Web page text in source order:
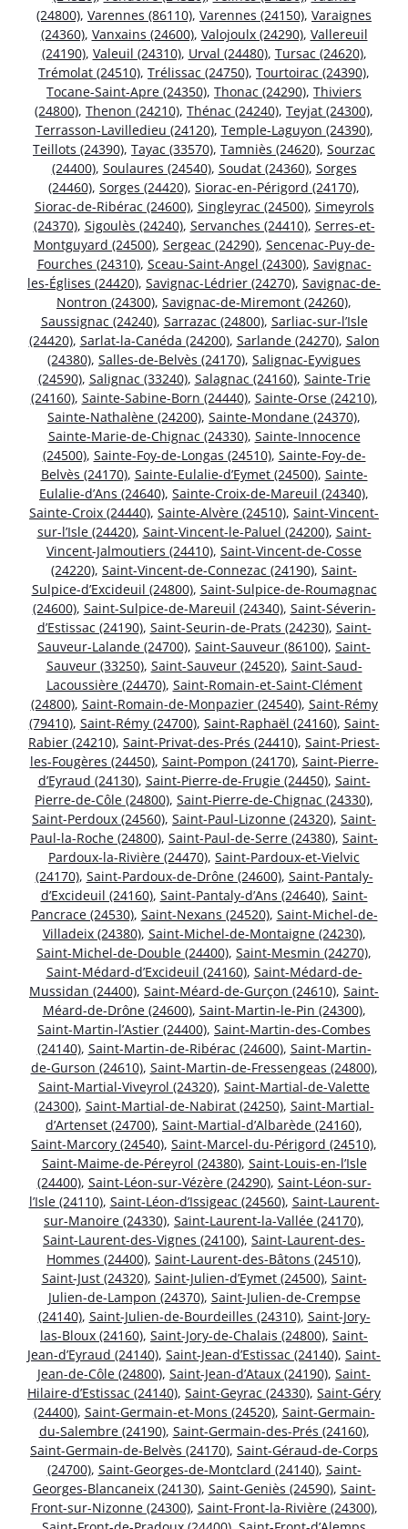
(24800), Varennes (86110), Varennes (24150), Varaignes
(24360), Vanxains (24600), Valojoulx (24290), Vallereuil
(24190), Valeuil (24310), Urval (24480), Tursac (24620),
Trémolat (24510), Trélissac (24750), Tourtoirac (24390),
Tocane-Saint-Apre (24350), Thonac (24290), Thiviers
(24800), Thenon (24210), Thénac (24240), Teyjat (24300),
Terrasson-Lavilledieu (24120), Temple-Laguyon (24390),
Teillots (24390), Tayac (33570), Tamniès (24620), Sourzac
(24400), Soulaures (24540), Soudat (24360), Sorges
(24460), Sorges (24420), Siorac-en-Périgord (24170),
Siorac-de-Ribérac (24600), Singleyrac (24500), Simeyrols
(24370), Sigoulès (24240), Servanches (24410), Serres-et-
Montguyard (24500), Sergeac (24290), Sencenac-Puy-de-
Fourches (24310), Sceau-Saint-Angel (24300), Savignac-
les-Églises (24420), Savignac-Lédrier (24270), Savignac-de-
Nontron (24300), Savignac-de-Miremont (24260),
Saussignac (24240), Sarrazac (24800), Sarliac-sur-l’Isle
(24420), Sarlat-la-Canéda (24200), Sarlande (24270), Salon
(24380), Salles-de-Belvès (24170), Salignac-Eyvigues
(24590), Salignac (33240), Salagnac (24160), Sainte-Trie
(24160), Sainte-Sabine-Born (24440), Sainte-Orse (24210),
Sainte-Nathalène (24200), Sainte-Mondane (24370),
Sainte-Marie-de-Chignac (24330), Sainte-Innocence
(24500), Sainte-Foy-de-Longas (24510), Sainte-Foy-de-
Belvès (24170), Sainte-Eulalie-d’Eymet (24500), Sainte-
Eulalie-d’Ans (24640), Sainte-Croix-de-Mareuil (24340),
Sainte-Croix (24440), Sainte-Alvère (24510), Saint-Vincent-
sur-l’Isle (24420), Saint-Vincent-le-Paluel (24200), Saint-
Vincent-Jalmoutiers (24410), Saint-Vincent-de-Cosse
(24220), Saint-Vincent-de-Connezac (24190), Saint-
Sulpice-d’Excideuil (24800), Saint-Sulpice-de-Roumagnac
(24600), Saint-Sulpice-de-Mareuil (24340), Saint-Séverin-
d’Estissac (24190), Saint-Seurin-de-Prats (24230), Saint-
Sauveur-Lalande (24700), Saint-Sauveur (86100), Saint-
Sauveur (33250), Saint-Sauveur (24520), Saint-Saud-
Lacoussière (24470), Saint-Romain-et-Saint-Clément
(24800), Saint-Romain-de-Monpazier (24540), Saint-Rémy
(79410), Saint-Rémy (24700), Saint-Raphaël (24160), Saint-
Rabier (24210), Saint-Privat-des-Prés (24410), Saint-Priest-
les-Fougères (24450), Saint-Pompon (24170), Saint-Pierre-
d’Eyraud (24130), Saint-Pierre-de-Frugie (24450), Saint-
Pierre-de-Côle (24800), Saint-Pierre-de-Chignac (24330),
Saint-Perdoux (24560), Saint-Paul-Lizonne (24320), Saint-
Paul-la-Roche (24800), Saint-Paul-de-Serre (24380), Saint-
Pardoux-la-Rivière (24470), Saint-Pardoux-et-Vielvic
(24170), Saint-Pardoux-de-Drône (24600), Saint-Pantaly-
d’Excideuil (24160), Saint-Pantaly-d’Ans (24640), Saint-
Pancrace (24530), Saint-Nexans (24520), Saint-Michel-de-
Villadeix (24380), Saint-Michel-de-Montaigne (24230),
Saint-Michel-de-Double (24400), Saint-Mesmin (24270),
Saint-Médard-d’Excideuil (24160), Saint-Médard-de-
Mussidan (24400), Saint-Méard-de-Gurçon (24610), Saint-
Méard-de-Drône (24600), Saint-Martin-le-Pin (24300),
Saint-Martin-l’Astier (24400), Saint-Martin-des-Combes
(24140), Saint-Martin-de-Ribérac (24600), Saint-Martin-
de-Gurson (24610), Saint-Martin-de-Fressengeas (24800),
Saint-Martial-Viveyrol (24320), Saint-Martial-de-Valette
(24300), Saint-Martial-de-Nabirat (24250), Saint-Martial-
d’Artenset (24700), Saint-Martial-d’Albarède (24160),
Saint-Marcory (24540), Saint-Marcel-du-Périgord (24510),
Saint-Maime-de-Péreyrol (24380), Saint-Louis-en-l’Isle
(24400), Saint-Léon-sur-Vézère (24290), Saint-Léon-sur-
l’Isle (24110), Saint-Léon-d’Issigeac (24560), Saint-Laurent-
sur-Manoire (24330), Saint-Laurent-la-Vallée (24170),
Saint-Laurent-des-Vignes (24100), Saint-Laurent-des-
Hommes (24400), Saint-Laurent-des-Bâtons (24510),
Saint-Just (24320), Saint-Julien-d’Eymet (24500), Saint-
Julien-de-Lampon (24370), Saint-Julien-de-Crempse
(24140), Saint-Julien-de-Bourdeilles (24310), Saint-Jory-
las-Bloux (24160), Saint-Jory-de-Chalais (24800), Saint-
Jean-d’Eyraud (24140), Saint-Jean-d’Estissac (24140), Saint-
Jean-de-Côle (24800), Saint-Jean-d’Ataux (24190), Saint-
Hilaire-d’Estissac (24140), Saint-Geyrac (24330), Saint-Géry
(24400), Saint-Germain-et-Mons (24520), Saint-Germain-
du-Salembre (24190), Saint-Germain-des-Prés (24160),
Saint-Germain-de-Belvès (24170), Saint-Géraud-de-Corps
(24700), Saint-Georges-de-Montclard (24140), Saint-
Georges-Blancaneix (24130), Saint-Geniès (24590), Saint-
Front-sur-Nizonne (24300), Saint-Front-la-Rivière (24300),